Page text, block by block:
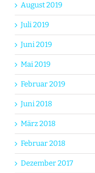
August 2019
Juli 2019
Juni 2019
Mai 2019
Februar 2019
Juni 2018
März 2018
Februar 2018
Dezember 2017